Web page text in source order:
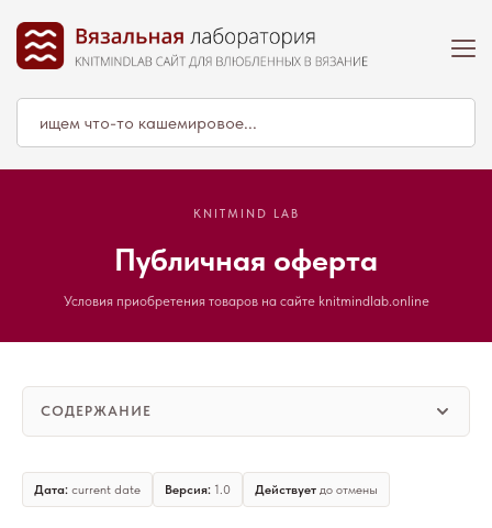
KNITMIND LAB
Публичная оферта
Условия приобретения товаров на сайте knitmindlab.online
СОДЕРЖАНИЕ
Дата: current date Версия: 1.0 Действует до отмены